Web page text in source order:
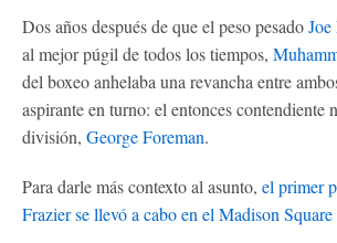
Dos años después de que el peso pesadoJoe
al mejor púgil de todos los tiempos,
del boxeo anhelaba una revancha entre
aspirante en turno: el entonces contendiente
división, George Foreman.
Para darle más contexto al asunto, el primer
Frazier se llevó a cabo en el Madison